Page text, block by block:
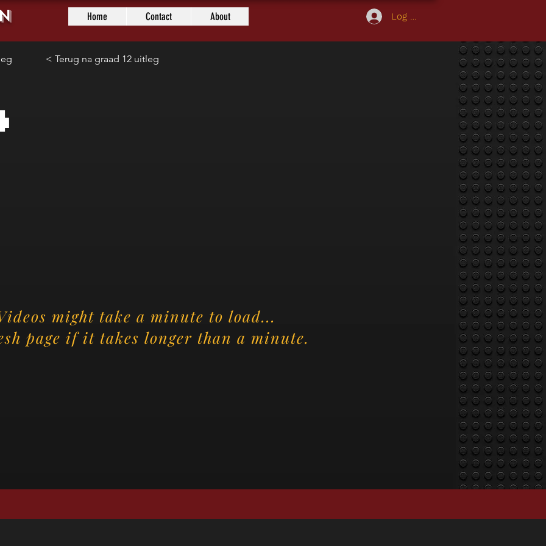
Home Contact About Log In
< Terug na graad 12 uitleg
might take a minute to load...
page if it takes longer than a minute.